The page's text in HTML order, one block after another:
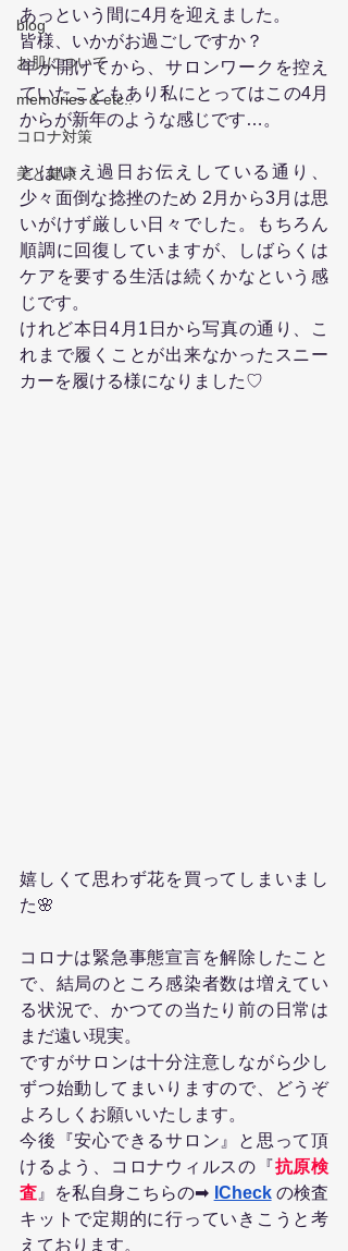
blog
お肌について
memories & etc..
コロナ対策
美と健康
あっという間に4月を迎えました。
皆様、いかがお過ごしですか？
年が開けてから、サロンワークを控え
ていたこともあり私にとってはこの4月
からが新年のような感じです…。
とはいえ過日お伝えしている通り、
少々面倒な捻挫のため 2月から3月は思
いがけず厳しい日々でした。もちろん
順調に回復していますが、しばらくは
ケアを要する生活は続くかなという感
じです。
けれど本日4月1日から写真の通り、こ
れまで履くことが出来なかったスニー
カーを履ける様になりました♡
嬉しくて思わず花を買ってしまいまし
た🌸
コロナは緊急事態宣言を解除したこと
で、結局のところ感染者数は増えてい
る状況で、かつての当たり前の日常は
まだ遠い現実。
ですがサロンは十分注意しながら少し
ずつ始動してまいりますので、どうぞ
よろしくお願いいたします。
今後『安心できるサロン』と思って頂
けるよう、コロナウィルスの『抗原検
査 』を私自身こちらの➡ ICheck の検査
キット で定期的に行っていきこうと考
えております。